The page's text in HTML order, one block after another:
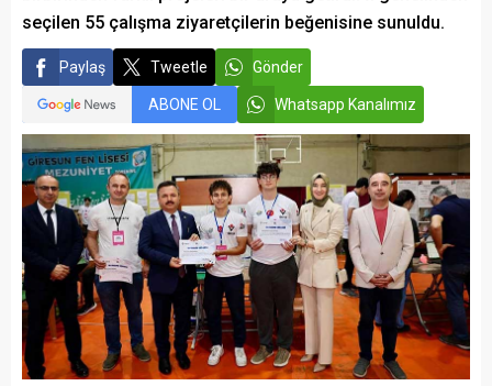
seçilen 55 çalışma ziyaretçilerin beğenisine sunuldu.
Paylaş Tweetle Gönder
ABONE OL Whatsapp Kanalımız